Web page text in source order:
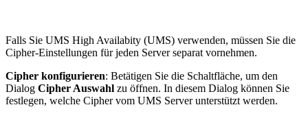
Falls Sie UMS High Availabity (UMS) verwenden, müssen Sie die
Cipher-Einstellungen für jeden Server separat vornehmen.
Cipher konfigurieren: Betätigen Sie die Schaltfläche, um den
Dialog Cipher Auswahl zu öffnen. In diesem Dialog können Sie
festlegen, welche Cipher vom UMS Server unterstützt werden.